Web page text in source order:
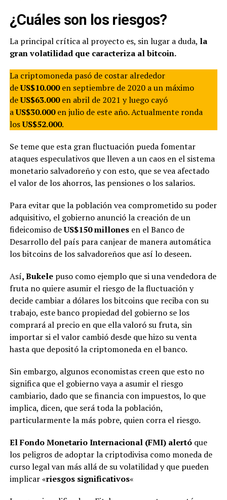
¿Cuáles son los riesgos?
La principal crítica al proyecto es, sin lugar a duda, la
gran volatilidad que caracteriza al bitcoin.
La criptomoneda pasó de costar alrededor
deUS$10.000en septiembre de 2020 a un máximo
deUS$63.000en abril de 2021 y luego cayó
aUS$30.000en julio de este año. Actualmente ronda
losUS$52.000.
Se teme que esta gran fluctuación pueda fomentar
ataques especulativos que lleven a un caos en el sistema
monetario salvadoreño y con esto, que se vea afectado
el valor de los ahorros, las pensiones o los salarios.
Para evitar que la población vea comprometido su poder
adquisitivo, el gobierno anunció la creación de un
fideicomiso deUS$150 millonesen el Banco de
Desarrollo del país para canjear de manera automática
los bitcoins de los salvadoreños que así lo deseen.
Así, Bukelepuso como ejemplo que si una vendedora de
fruta no quiere asumir el riesgo de la fluctuación y
decide cambiar a dólares los bitcoins que reciba con su
trabajo, este banco propiedad del gobierno se los
comprará al precio en que ella valoró su fruta, sin
importar si el valor cambió desde que hizo su venta
hasta que depositó la criptomoneda en el banco.
Sin embargo, algunos economistas creen que esto no
significa que el gobierno vaya a asumir el riesgo
cambiario, dado que se financia con impuestos, lo que
implica, dicen, que será toda la población,
particularmente la más pobre, quien corra el riesgo.
El Fondo Monetario Internacional (FMI) alertóque
los peligros de adoptar la criptodivisa como moneda de
curso legal van más allá de su volatilidad y que pueden
implicar «riesgos significativos«